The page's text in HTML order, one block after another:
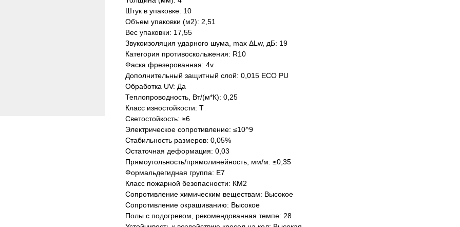
Штук в упаковке: 10
Объем упаковки (м2): 2,51
Вес упаковки: 17,55
Звукоизоляция ударного шума, max ΔLw, дБ: 19
Категория противоскольжения: R10
Фаска фрезерованная: 4v
Дополнительный защитный слой: 0,015 ECO PU
Обработка UV: Да
Теплопроводность, Вт/(м*К): 0,25
Класс изностойкости: Т
Светостойкость: ≥6
Электрическое сопротивление: ≤10^9
Стабильность размеров: 0,05%
Остаточная деформация: 0,03
Прямоугольность/прямолинейность, мм/м: ≤0,35
Формальдегидная группа: Е7
Класс пожарной безопасности: КМ2
Сопротивление химическим веществам: Высокое
Сопротивление окрашиванию: Высокое
Полы с подогревом, рекомендованная темпе: 28